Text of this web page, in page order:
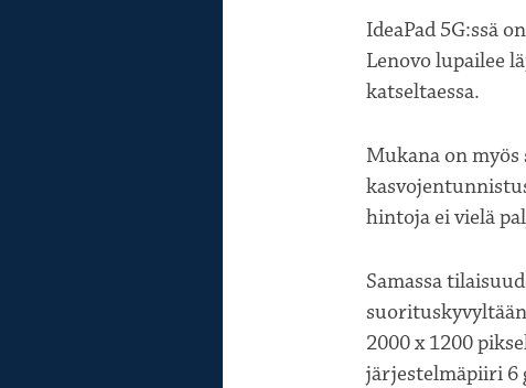
IdeaPad 5G:ssä
Lenovo lupailee
katseltaessa.
Mukana on
hintoja ei vielä
Samassa
2000 x 1200
järjestelmäpiiri 6